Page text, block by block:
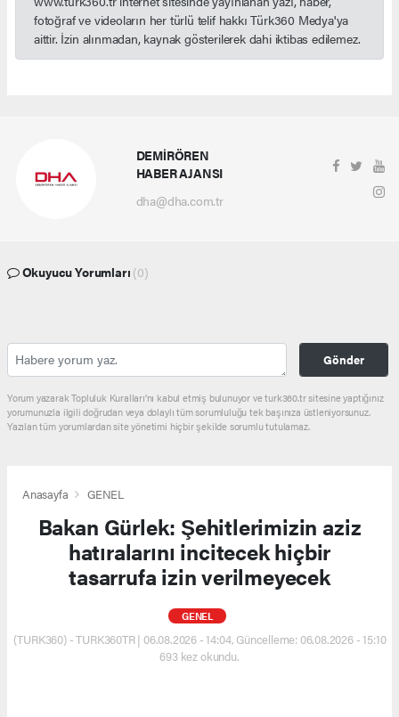
fotoğraf ve videoların her türlü telif hakkı Türk360 Medya'ya
aittir. İzin alınmadan, kaynak gösterilerek dahi iktibas edilemez.
DEMİRÖREN
HABER AJANSI
dha@dha.com.tr
Okuyucu Yorumları (0)
Gönder
Yorum yazarak Topluluk Kuralları’nı kabul etmiş bulunuyor ve turk360.tr sitesine yaptığınız
yorumunuzla ilgili doğrudan veya dolaylı tüm sorumluluğu tek başınıza üstleniyorsunuz.
Yazılan tüm yorumlardan site yönetimi hiçbir şekilde sorumlu tutulamaz.
Anasayfa GENEL
Bakan Gürlek: Şehitlerimizin aziz
hatıralarını incitecek hiçbir
tasarrufa izin verilmeyecek
GENEL
(TURK360) - TURK360TR | 06.08.2026 - 14:04, Güncelleme: 06.08.2026 - 15:10
693 kez okundu.